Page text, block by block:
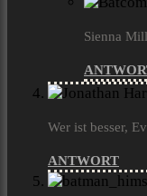
Sienna
Wer ist besser,
ANTWORT